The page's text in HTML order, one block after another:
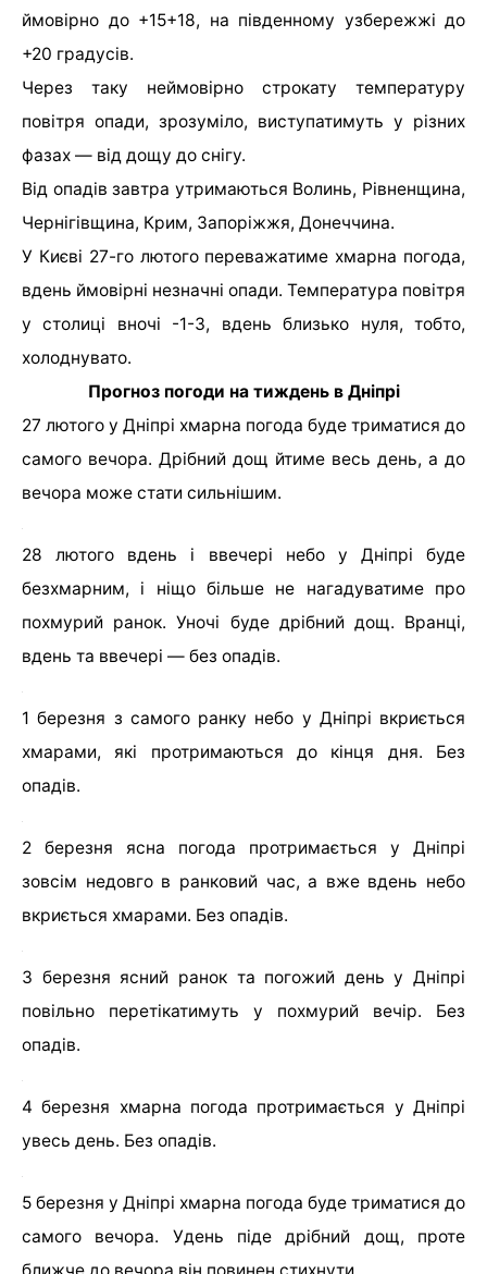
ймовірно до +15+18, на південному узбережжі до
+20 градусів.
Через таку неймовірно строкату температуру
повітря опади, зрозуміло, виступатимуть у різних
фазах — від дощу до снігу.
Від опадів завтра утримаються Волинь, Рівненщина,
Чернігівщина, Крим, Запоріжжя, Донеччина.
У Києві 27-го лютого переважатиме хмарна погода,
вдень ймовірні незначні опади. Температура повітря
у столиці вночі -1-3, вдень близько нуля, тобто,
холоднувато.
Прогноз погоди на тиждень в Дніпрі
27 лютого у Дніпрі хмарна погода буде триматися до
самого вечора. Дрібний дощ йтиме весь день, а до
вечора може стати сильнішим.
28 лютого вдень і ввечері небо у Дніпрі буде
безхмарним, і ніщо більше не нагадуватиме про
похмурий ранок. Уночі буде дрібний дощ. Вранці,
вдень та ввечері — без опадів.
1 березня з самого ранку небо у Дніпрі вкриється
хмарами, які протримаються до кінця дня. Без
опадів.
2 березня ясна погода протримається у Дніпрі
зовсім недовго в ранковий час, а вже вдень небо
вкриється хмарами. Без опадів.
3 березня ясний ранок та погожий день у Дніпрі
повільно перетікатимуть у похмурий вечір. Без
опадів.
4 березня хмарна погода протримається у Дніпрі
увесь день. Без опадів.
5 березня у Дніпрі хмарна погода буде триматися до
самого вечора. Удень піде дрібний дощ, проте